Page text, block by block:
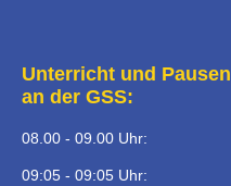
Unterricht und Pausen
an der GSS:
08.00 - 09.00 Uhr:
09:05 - 09:05 Uhr: